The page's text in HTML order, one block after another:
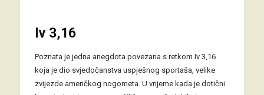
Iv 3,16
Poznata je jedna anegdota povezana s retkom Iv 3,16
koja je dio svjedočanstva uspješnog sportaša, velike
zvijezde američkog nogometa. U vrijeme kada je dotični